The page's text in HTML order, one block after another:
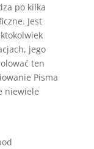
po kilka
Jest
jego
ten
Pisma
niewiele